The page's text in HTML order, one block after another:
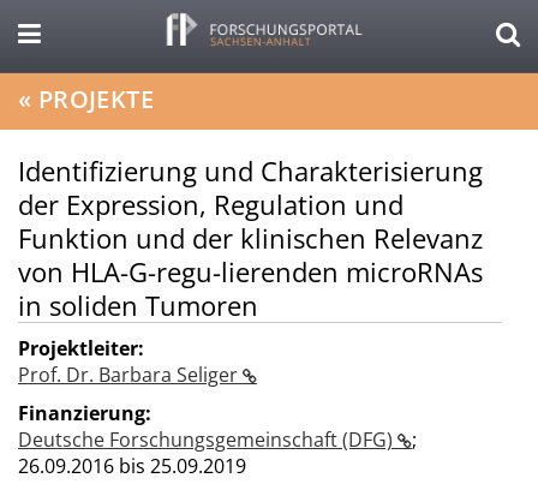
« PROJEKTE
Identifizierung und Charakterisierung
der Expression, Regulation und
Funktion und der klinischen Relevanz
von HLA-G-regu-lierenden microRNAs
in soliden Tumoren
Projektleiter:
Prof. Dr. Barbara Seliger
Finanzierung:
Deutsche Forschungsgemeinschaft (DFG)
;
26.09.2016 bis 25.09.2019